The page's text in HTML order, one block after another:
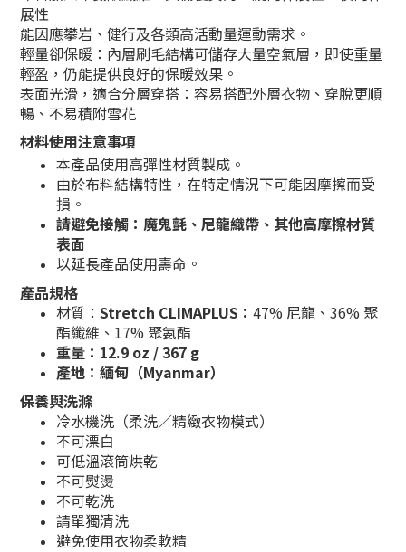
展性
能因應攀岩、健行及各類高活動量運動需求。
輕量卻保暖：內層刷毛結構可儲存大量空氣層，即使重量
輕盈，仍能提供良好的保暖效果。
表面光滑，適合分層穿搭：容易搭配外層衣物、穿脫更順
暢、不易積附雪花
材料使用注意事項
本產品使用高彈性材質製成。
由於布料結構特性，在特定情況下可能因摩擦而受
損。
請避免接觸：魔鬼氈、尼龍織帶、其他高摩擦材質
表面
以延長產品使用壽命。
產品規格
材質： Stretch CLIMAPLUS： 47% 尼龍、36% 聚
酯纖維、17% 聚氨酯
重量：12.9 oz / 367 g
產地：緬甸（Myanmar）
保養與洗滌
冷水機洗（柔洗／精緻衣物模式）
不可漂白
可低溫滾筒烘乾
不可熨燙
不可乾洗
請單獨清洗
避免使用衣物柔軟精